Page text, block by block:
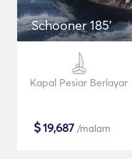
Schooner 185'
Kapal Pesiar Berlayar
$19,687 /malam